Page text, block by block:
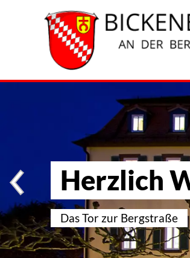
Herzlich
Das Tor zur Bergstraße